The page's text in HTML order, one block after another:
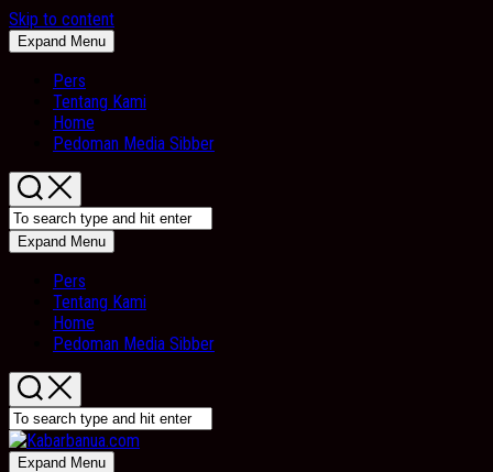
Skip to content
Expand Menu
Pers
Tentang Kami
Home
Pedoman Media Sibber
Expand Menu
Pers
Tentang Kami
Home
Pedoman Media Sibber
Expand Menu